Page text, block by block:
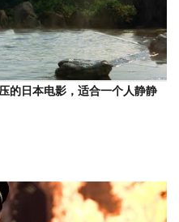
的日本电影，适合一个人静静